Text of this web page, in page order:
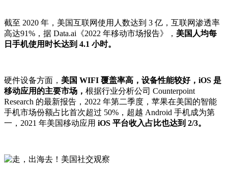
截至 2020 年，美国互联网使用人数达到 3 亿，互联网渗透率
高达91%，据 Data.ai《2022 年移动市场报告》， 美国人均每
日手机使用时长达到 4.1 小时。
硬件设备方面， 美国 WIFI 覆盖率高，设备性能较好，iOS 是
移动应用的主要市场， 根据行业分析公司 Counterpoint
Research 的最新报告，2022 年第二季度，苹果在美国的智能
手机市场份额占比首次超过 50%，超越 Android 手机成为第
一，2021 年美国移动应用 iOS 平台收入占比也达到 2/3。